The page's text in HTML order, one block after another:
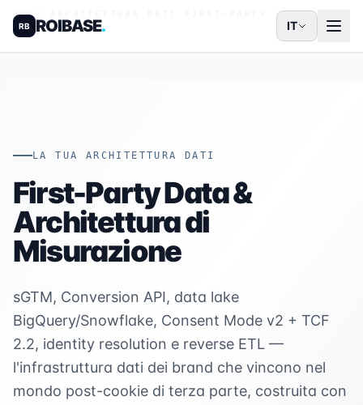
RB ROIBASE. IT
HOME
LA TUA ARCHITETTURA DATI
First-Party Data &
Architettura di
Misurazione
sGTM, Conversion API, data lake
BigQuery/Snowflake, Consent Mode v2 + TCF
2.2, identity resolution e reverse ETL —
l'infrastruttura dati dei brand che vincono nel
mondo post-cookie di terza parte, costruita con